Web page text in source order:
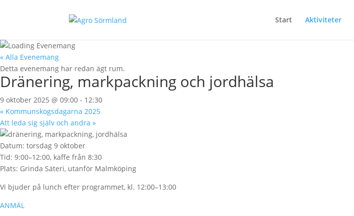
Start Aktiviteter
« Alla Evenemang
Detta evenemang har redan ägt rum.
Dränering, markpackning och jordhälsa
9 oktober 2025 @ 09:00 - 12:30
« Kommunskogsdagarna 2025
Att leda sig själv och andra »
Datum: torsdag 9 oktober
Tid: 9:00–12:00, kaffe från 8:30
Plats: Grinda Säteri, utanför Malmköping
Vi bjuder på lunch efter programmet, kl. 12:00–13:00
ANMÄL